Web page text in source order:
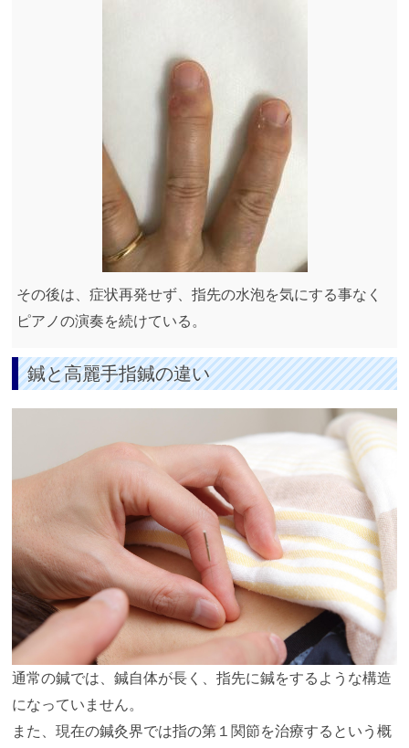
その後は、症状再発せず、指先の水泡を気にする事なく
ピアノの演奏を続けている。
鍼と高麗手指鍼の違い
通常の鍼では、鍼自体が長く、指先に鍼をするような構造
になっていません。
また、現在の鍼灸界では指の第１関節を治療するという概